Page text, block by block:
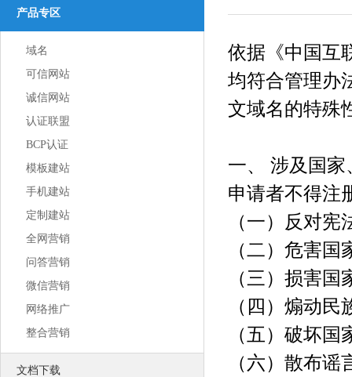
诚信网站是互联网信用认证平台权威认证
软文发布
企商机
SEO优化
使网站更适合搜索引擎的索引原则
口碑营销
专为企业服务的低成本网络营销方案
激发您的网站活力
创造您的网站价值
联系我们
联络我们，将以最好的服务回馈您
公司环境、团队风采、户外旅游
荣誉资质
我们获得的荣誉不甚枚举，感谢有你
中万简介
产品专区
域名
可信网站
诚信网站
认证联盟
BCP认证
模板建站
手机建站
定制建站
全网营销
问答营销
微信营销
网络推广
整合营销
文档下载
依据《中国互
均符合管理办
文域名的特殊
一、 涉及国
申请者不得注
（一）反对
（二）危害
（三）损害
（四）煽动
（五）破坏
（六）散布